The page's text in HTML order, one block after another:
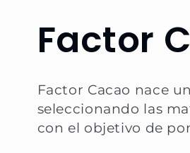
Chocolater%C3%ADa-
Mexicana-
C
o
l
Factor
Factor Cacao nace
seleccionando las
con el objetivo de